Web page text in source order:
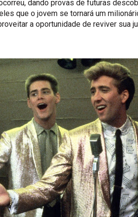
dando provas de futuras
que o jovem se tornará um
a oportunidade de reviver sua